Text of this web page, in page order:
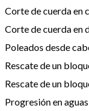
Corte de cuerda en
Corte de cuerda en
Poleados desde
Rescate de un
Rescate de un
Progresión en